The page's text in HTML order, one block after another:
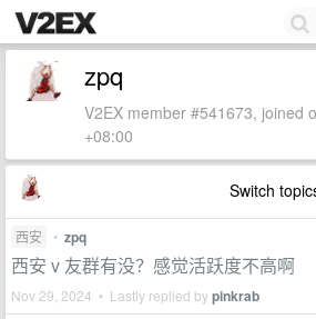
zpq
V2EX member #541673, joined
+08:00
Switch
西安 • zpq
西安 v 友群有没？感觉活跃度不高啊
Nov 29, 2024 • Lastly replied bypinkrab